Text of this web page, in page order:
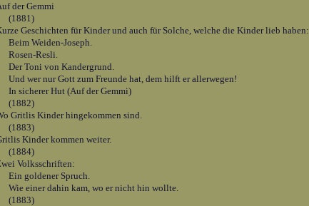
der Gemmi
(1881)
Geschichten für Kinder und auch für Solche, welche die Kinder lieb haben:
Beim Weiden-Joseph.
Rosen-Resli.
Der Toni von Kandergrund.
Und wer nur Gott zum Freunde hat, dem hilft er allerwegen!
In sicherer Hut (Auf der Gemmi)
(1882)
Gritlis Kinder hingekommen sind.
(1883)
Kinder kommen weiter.
(1884)
Volksschriften:
Ein goldener Spruch.
Wie einer dahin kam, wo er nicht hin wollte.
(1883)